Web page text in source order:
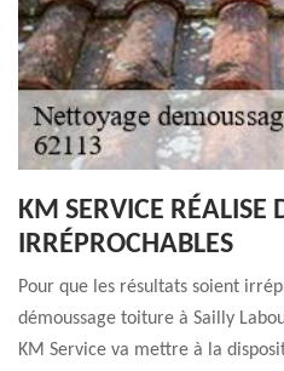
KM SERVICE RÉALISE
IRRÉPROCHABLES
Pour que les résultats soient
démoussage toiture à Sailly
KM Service va mettre à la